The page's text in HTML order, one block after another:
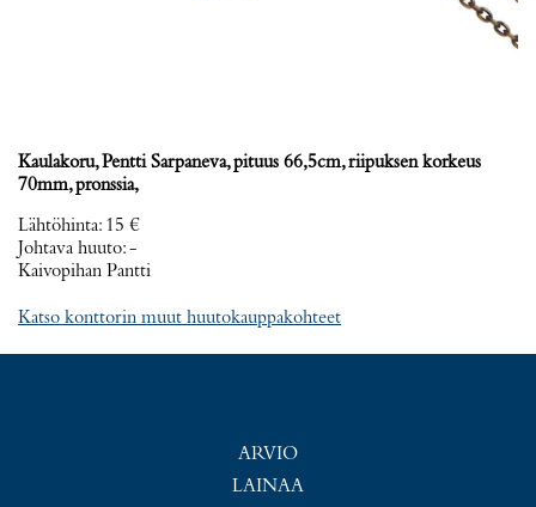
Kaulakoru, Pentti Sarpaneva, pituus 66,5cm, riipuksen korkeus
70mm, pronssia,
Lähtöhinta: 15 €
Johtava huuto:-
Kaivopihan Pantti
Katso konttorin muut huutokauppakohteet
ARVIO
LAINAA